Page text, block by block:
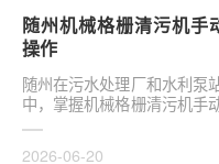
随州机械格栅清污机手
操作
随州在污水处理厂和水利泵
中，掌握机械格栅清污机手
作是保障设备稳定运行的基
2026-06-20